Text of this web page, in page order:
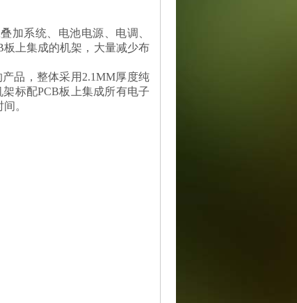
加系统、电池电源、电调、
板上集成的机架，大量减少布
品，整体采用2.1MM厚度纯
标配PCB板上集成所有电子
。